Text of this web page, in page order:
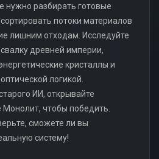
нужно разбирать готовые
потоки материалов
лишним отходам. Исследуйте
древней империи,
кристаллы и
логикой.
ИИ, открывайте
чтобы победить.
сможете ли вы
систему!